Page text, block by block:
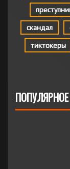
скандал
тиктокеры
ПОПУЛЯРНОЕ